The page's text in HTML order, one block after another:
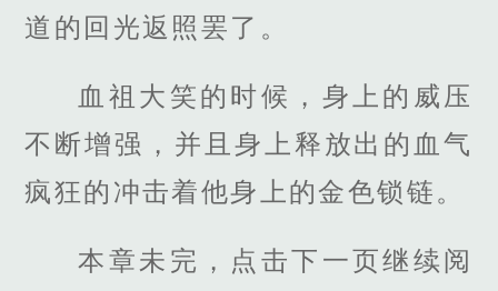
道的回光返照罢了。
血祖大笑的时候，身上的威压
不断增强，并且身上释放出的血气
疯狂的冲击着他身上的金色锁链。
本章未完，点击下一页继续阅